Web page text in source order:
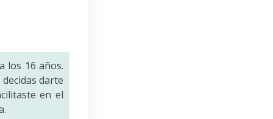
los 16 años.
darte
en el